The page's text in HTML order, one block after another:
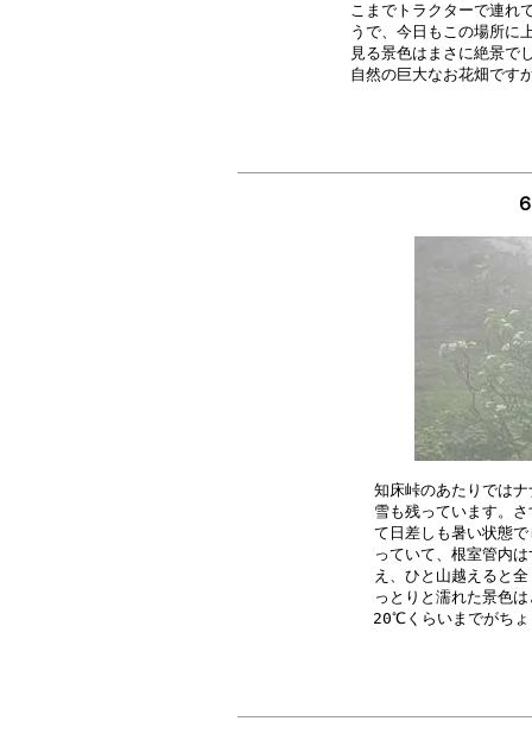
こまでトラクターで連れ
うで、今日もこの場所に
見る景色はまさに絶景で
知床峠のあたりでは
雪も残っています。
て日差しも暑い状態
っていて、根室管内
え、ひと山越えると
っとりと濡れた景色